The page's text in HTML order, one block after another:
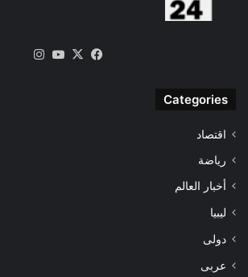
فيسبوك
‫X
‫YouTube
Categories
اقتصاد
رياضة
أخبار العالم
ليبيا
دولى
عربى